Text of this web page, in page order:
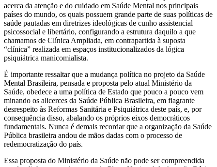
acerca da atenção e do cuidado em Saúde Mental nos principais
países do mundo, os quais possuem grande parte de suas políticas de
saúde pautadas em diretrizes ideológicas de cunho assistencial
psicossocial e libertário, configurando a estrutura daquilo a que
chamamos de Clínica Ampliada, em contrapartida à suposta
“clínica” realizada em espaços institucionalizados da lógica
psiquiátrica manicomialista.
É importante ressaltar que a mudança política no projeto da Saúde
Mental Brasileira, pensada e proposta pelo atual Ministério da
Saúde, obedece a uma política de Estado que pouco a pouco vem
minando os alicerces da Saúde Pública Brasileira, em flagrante
desrespeito às Reformas Sanitária e Psiquiátrica deste país, e, por
consequência disso, abalando os próprios eixos democráticos
fundamentais. Nunca é demais recordar que a organização da Saúde
Pública brasileira andou de mãos dadas com o processo de
redemocratização do país.
Essa proposta do Ministério da Saúde não pode ser compreendida